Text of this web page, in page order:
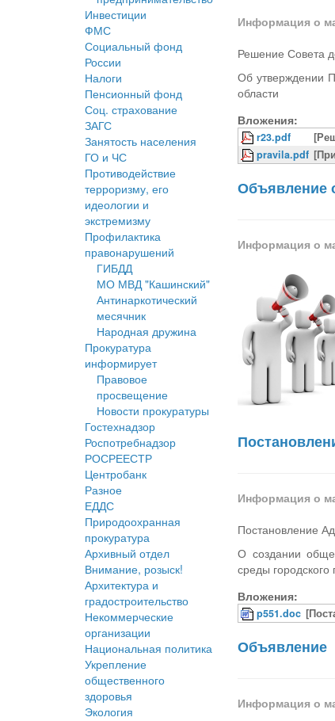
Инвестиции
ФМС
Социальный фонд
России
Налоги
Пенсионный фонд
Соц. страхование
ЗАГС
Занятость населения
ГО и ЧС
Противодействие
терроризму, его
идеологии и
экстремизму
Профилактика
правонарушений
ГИБДД
МО МВД "Кашинский"
Антинаркотический
месячник
Народная дружина
Прокуратура
информирует
Правовое
просвещение
Новости прокуратуры
Гостехнадзор
Роспотребнадзор
РОСРЕЕСТР
Центробанк
Разное
ЕДДС
Природоохранная
прокуратура
Архивный отдел
Внимание, розыск!
Архитектура и
градостроительство
Некоммерческие
организации
Национальная политика
Укрепление
общественного
здоровья
Экология
Информация о
Решение Совета
Об утверждении
области
Вложения:
r23.pdf
pravila.pdf
Объявление
Информация о
Информация о
Постановление
О создании
среды
Вложения:
p551.doc
Объявление
Информация о